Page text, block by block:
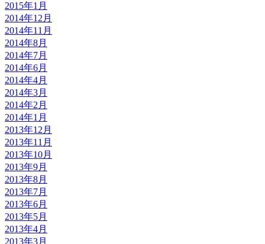
2015年1月
2014年12月
2014年11月
2014年8月
2014年7月
2014年6月
2014年4月
2014年3月
2014年2月
2014年1月
2013年12月
2013年11月
2013年10月
2013年9月
2013年8月
2013年7月
2013年6月
2013年5月
2013年4月
2013年3月